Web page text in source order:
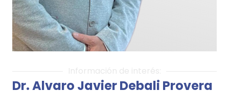
Dr. Alvaro Javier Debali Provera